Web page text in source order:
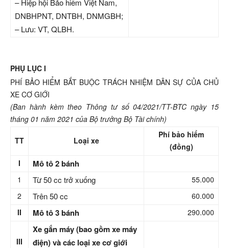
– Hiệp hội Bảo hiểm Việt Nam,
DNBHPNT, DNTBH, DNMGBH;
– Lưu: VT, QLBH.
PHỤ LỤC I
PHÍ BẢO HIỂM BẮT BUỘC TRÁCH NHIỆM DÂN SỰ CỦA CHỦ
XE CƠ GIỚI
(Ban hành kèm theo Thông tư số 04/2021/TT-BTC ngày 15
tháng 01 năm 2021 của Bộ trưởng Bộ Tài chính)
TT Loại xe
Phí bảo hiểm
(đồng)
I
Mô tô 2 bánh
1 Từ 50 cc trở xuống
55.000
2
Trên 50 cc
60.000
II
Mô tô 3 bánh 290.000
III
Xe gắn máy (bao gồm xe máy
điện) và các loại xe cơ giới